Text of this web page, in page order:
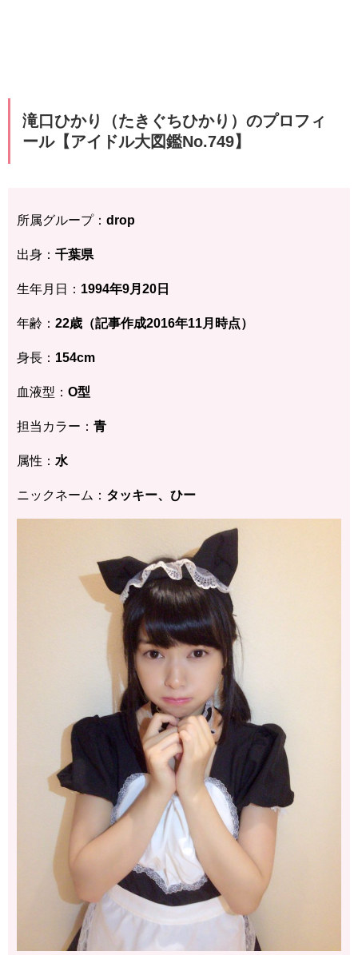
滝口ひかり（たきぐちひかり）のプロフィ
ール【アイドル大図鑑No.749】
所属グループ： drop
出身： 千葉県
生年月日： 1994年9月20日
年齢： 22歳（記事作成2016年11月時点）
身長： 154cm
血液型： O型
担当カラー： 青
属性： 水
ニックネーム： タッキー、ひー